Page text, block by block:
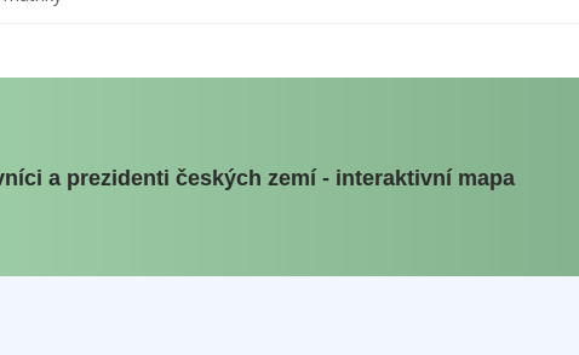
a prezidenti českých zemí - interaktivní mapa